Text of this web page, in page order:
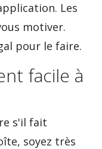
Les
motiver.
pour le faire.
facile à
s'il fait
soyez très